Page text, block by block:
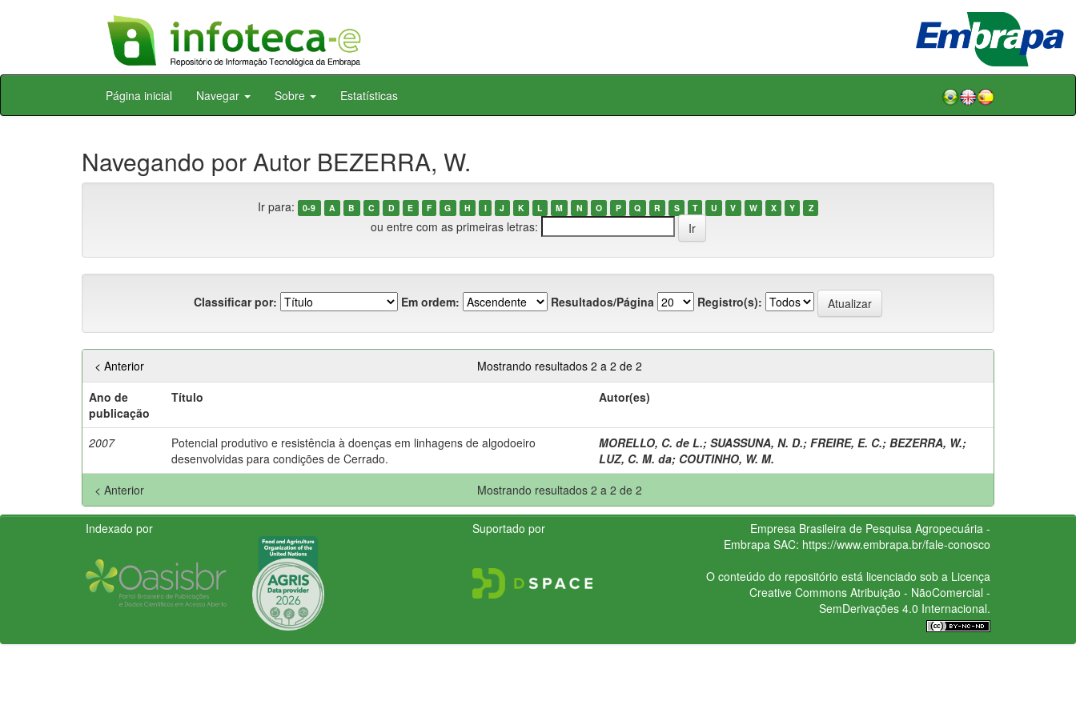
Skip
Página inicial Navegar Sobre Estatísticas
Navegando por Autor BEZERRA, W.
Ir para: 0-9 A B C D E F G H I J K L M N O P Q R S T U V W X Y Z
ou entre com as primeiras letras:
Classificar por: Em ordem: Resultados/Página Registro(s):
Mostrando resultados 2 a 2 de 2
< Anterior
Ano de
publicação
Título Autor(es)
2007
Potencial produtivo e resistência à doenças em linhagens de algodoeiro
desenvolvidas para condições de Cerrado.
MORELLO, C. de L.; SUASSUNA, N. D.; FREIRE, E. C.; BEZERRA, W.;
LUZ, C. M. da; COUTINHO, W. M.
Mostrando resultados 2 a 2 de 2
< Anterior
Indexado por Suportado por
Empresa Brasileira de Pesquisa Agropecuária -
Embrapa SAC: https://www.embrapa.br/fale-conosco
O conteúdo do repositório está licenciado sob a Licença
Creative CommonsAtribuição - NãoComercial -
SemDerivações 4.0 Internacional.